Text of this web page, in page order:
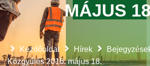
Kezdőoldal Hírek
Közgyűlés 2016. május 18.
MÁJUS